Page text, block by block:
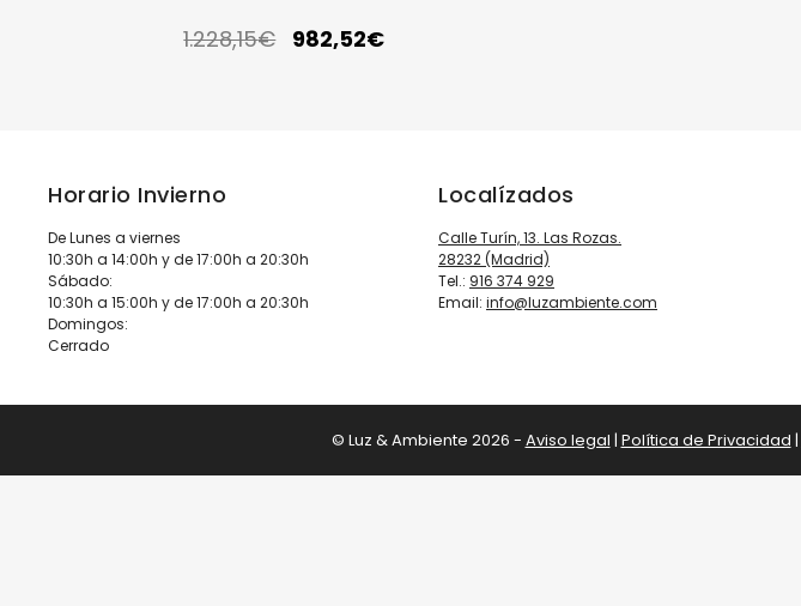
1.228,15€ 982,52€
Horario Invierno
De Lunes a viernes
10:30h a 14:00h y de 17:00h a 20:30h
Sábado:
10:30h a 15:00h y de 17:00h a 20:30h
Domingos:
Cerrado
Localízados
Calle Turín, 13. Las Rozas.
28232 (Madrid)
Tel.: 916 374 929
Email: info@luzambiente.com
© Luz & Ambiente 2026 - Aviso legal | Política de Privacidad |